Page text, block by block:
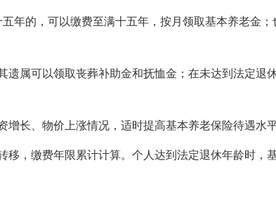
年的，可以缴费至满十五年，按月领取基本养老金
属可以领取丧葬补助金和抚恤金；在未达到法定退
长、物价上涨情况，适时提高基本养老保险待遇水平
，缴费年限累计计算。个人达到法定退休年龄时，